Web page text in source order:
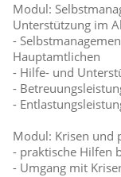
Modul:
Unterstützung im
-
Hauptamtlichen
- Hilfe- und
-
-
Modul: Krisen und
- praktische Hilfen
- Umgang mit